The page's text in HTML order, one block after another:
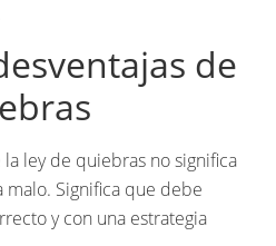
de
ley de quiebras no significa
Significa que debe
y con una estrategia